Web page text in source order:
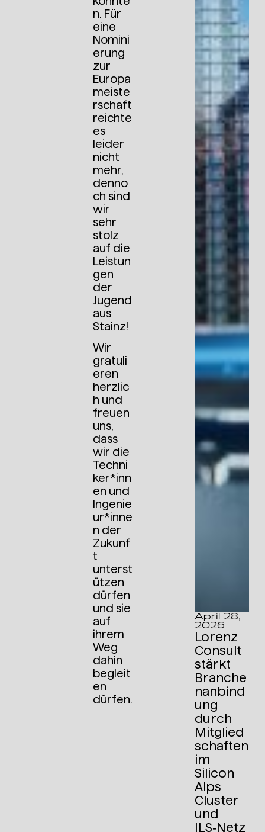
n. Für
eine
Nomini
erung
zur
Europa
meiste
rschaft
reichte
es
leider
nicht
mehr,
denno
ch sind
wir
sehr
stolz
auf die
Leistun
gen
der
Jugend
aus
Stainz!
Wir
gratuli
eren
herzlic
h und
freuen
uns,
dass
wir die
Techni
ker*inn
en und
Ingenie
ur*inne
n der
Zukunf
t
unterst
ützen
dürfen
und sie
auf
ihrem
Weg
dahin
begleit
en
dürfen.
April 28,
2026
Lorenz
Consult
stärkt
Branche
nanbind
ung
durch
Mitglied
schaften
im
Silicon
Alps
Cluster
und
ILS‑Netz